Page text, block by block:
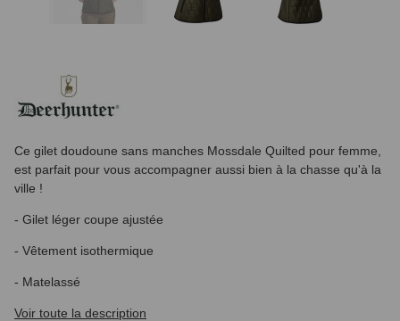
Ce gilet doudoune sans manches Mossdale Quilted pour femme,
est parfait pour vous accompagner aussi bien à la chasse qu'à la
ville !
- Gilet léger coupe ajustée
- Vêtement isothermique
- Matelassé
Voir toute la description